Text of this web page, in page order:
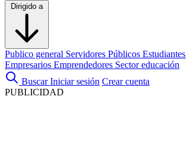
Dirigido a
Publico general Servidores Públicos Estudiantes
Empresarios Emprendedores Sector educación
Buscar Iniciar sesión Crear cuenta
PUBLICIDAD